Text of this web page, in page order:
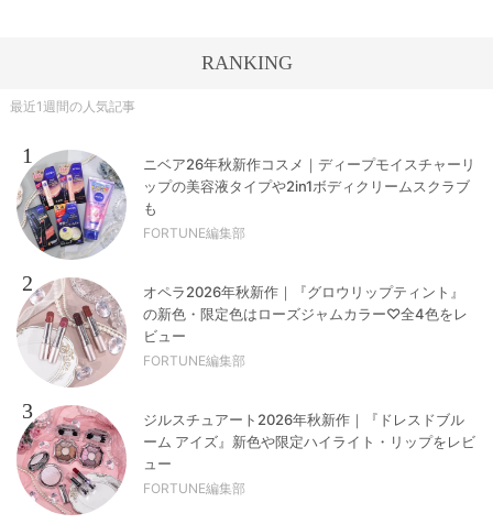
RANKING
最近1週間の人気記事
1
ニベア26年秋新作コスメ｜ディープモイスチャーリ
ップの美容液タイプや2in1ボディクリームスクラブ
も
FORTUNE編集部
2
オペラ2026年秋新作｜『グロウリップティント』
の新色・限定色はローズジャムカラー♡全4色をレ
ビュー
FORTUNE編集部
3
ジルスチュアート2026年秋新作｜『ドレスドブル
ーム アイズ』新色や限定ハイライト・リップをレビ
ュー
FORTUNE編集部